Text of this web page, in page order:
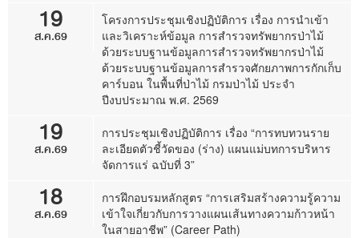
19
ส.ค.69
โครงการประชุมเชิงปฏิบัติการ เรื่อง การนำเข้า
และวิเคราะห์ข้อมูล การสำรวจทรัพยากรป่าไม้
ด้วยระบบฐานข้อมูลการสำรวจทรัพยากรป่าไม้
ด้วยระบบฐานข้อมูลการสำรวจศักยภาพการกักเก็บ
คาร์บอน ในพื้นที่ป่าไม้ กรมป่าไม้ ประจำ
ปีงบประมาณ พ.ศ. 2569
19
ส.ค.69
การประชุมเชิงปฏิบัติการ เรื่อง “การทบทวนราย
ละเอียดตัวชี้วัดของ (ร่าง) แผนแม่บทการบริหาร
จัดการแร่ ฉบับที่ 3”
18
ส.ค.69
การฝึกอบรมหลักสูตร “การเสริมสร้างความรู้ความ
เข้าใจเกี่ยวกับการวางแผนเส้นทางความก้าวหน้า
ในสายอาชีพ” (Career Path)